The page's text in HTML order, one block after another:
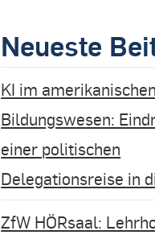
Neueste
KI im amerikanischen
Bildungswesen:
einer politischen
Delegationsreise in
ZfW HÖRsaal: